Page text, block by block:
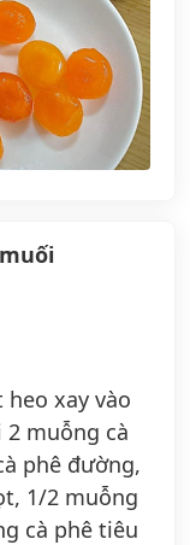
xay vào
muỗng cà
phê đường,
1/2 muỗng
cà phê tiêu